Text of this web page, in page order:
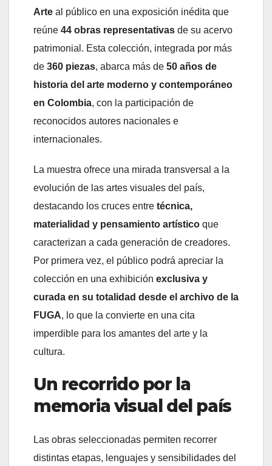
Arte al público en una exposición inédita que
reúne 44 obras representativas de su acervo
patrimonial. Esta colección, integrada por más
de 360 piezas, abarca más de 50 años de
historia del arte moderno y contemporáneo
en Colombia, con la participación de
reconocidos autores nacionales e
internacionales.
La muestra ofrece una mirada transversal a la
evolución de las artes visuales del país,
destacando los cruces entre técnica,
materialidad y pensamiento artístico que
caracterizan a cada generación de creadores.
Por primera vez, el público podrá apreciar la
colección en una exhibición exclusiva y
curada en su totalidad desde el archivo de la
FUGA, lo que la convierte en una cita
imperdible para los amantes del arte y la
cultura.
Un recorrido por la
memoria visual del país
Las obras seleccionadas permiten recorrer
distintas etapas, lenguajes y sensibilidades del